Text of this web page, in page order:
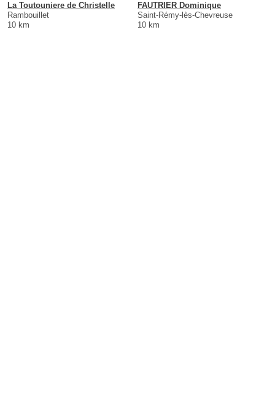
La Toutouniere de Christelle
Rambouillet
10 km
FAUTRIER Dominique
Saint-Rémy-lès-Chevreuse
10 km